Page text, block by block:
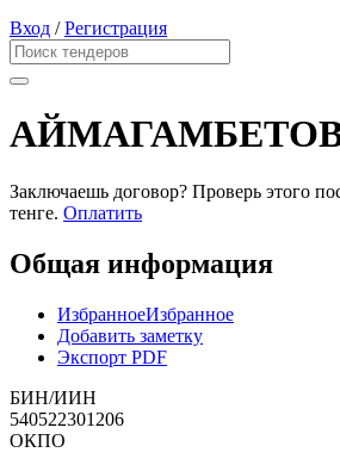
Вход /Регистрация
Заключаешь договор? Проверь этого
тенге. Оплатить
Общая информация
ИзбранноеИзбранное
Добавить заметку
Экспорт PDF
БИН/ИИН
540522301206
ОКПО